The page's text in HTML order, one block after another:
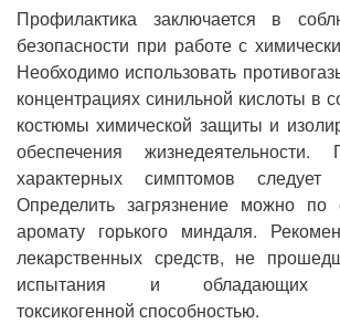
Профилактика заключается в
безопасности при работе с
Необходимо использовать
концентрациях синильной кислоты в
костюмы химической защиты и
обеспечения
характерных симптомов
Определить загрязнение можно по
аромату горького миндаля.
лекарственных средств, не
испытания и обладающих
токсикогенной способностью.